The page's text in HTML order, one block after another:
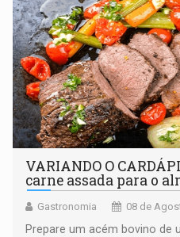
VARIANDO O
carne assada para o
Gastronomia 08 de
Prepare um acém bovino de